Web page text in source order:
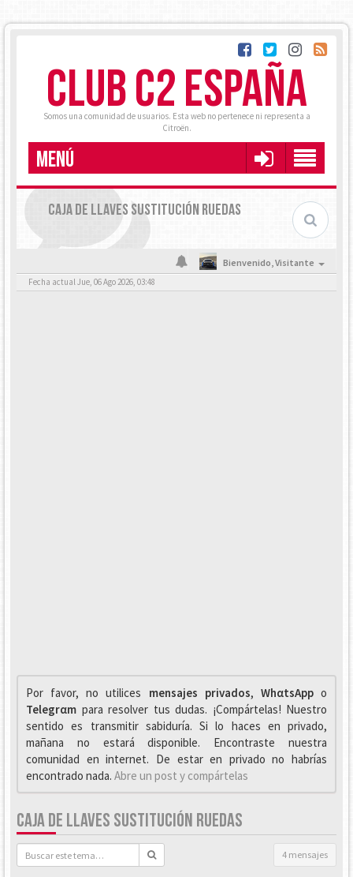
CLUB C2 ESPAÑA
Somos una comunidad de usuarios. Esta web no pertenece ni representa a
Citroën.
MENÚ
CAJA DE LLAVES SUSTITUCIÓN RUEDAS
Bienvenido,Visitante
Fecha actual Jue, 06 Ago 2026, 03:48
Por favor, no utilices mensajes privados, WhαtsAppo
Telegrαm para resolver tus dudas. ¡Compártelas! Nuestro
sentido es transmitir sabiduría. Si lo haces en privado,
mañana no estará disponible. Encontraste nuestra
comunidad en internet. De estar en privado no habrías
encontrado nada. Abre un post y compártelas
CAJA DE LLAVES SUSTITUCIÓN RUEDAS
4 mensajes